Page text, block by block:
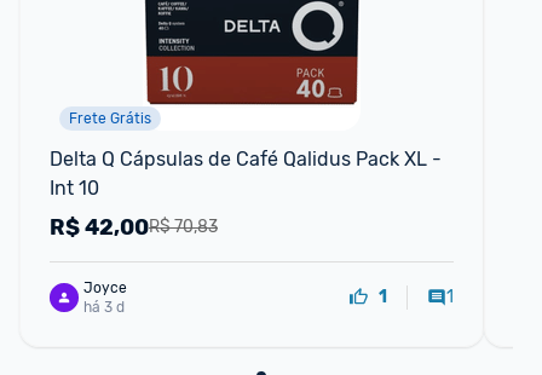
Frete Grátis
Delta Q Cápsulas de Café Qalidus Pack XL -
Int 10
R$ 70,83
R$42,00
Joyce
há 3 d
1 1